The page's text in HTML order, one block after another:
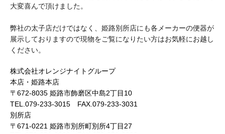
大変喜んで頂けました。
弊社の太子店だけではなく、姫路別所店にも各メーカーの便器が
展示しておりますので現物をご覧になりたい方はお気軽にお越し
ください。
株式会社オレンジナイトグループ
本店・姫路本店
〒672-8035 姫路市飾磨区中島2丁目10
TEL.079-233-3015 FAX.079-233-3031
別所店
〒671-0221 姫路市別所町別所4丁目27